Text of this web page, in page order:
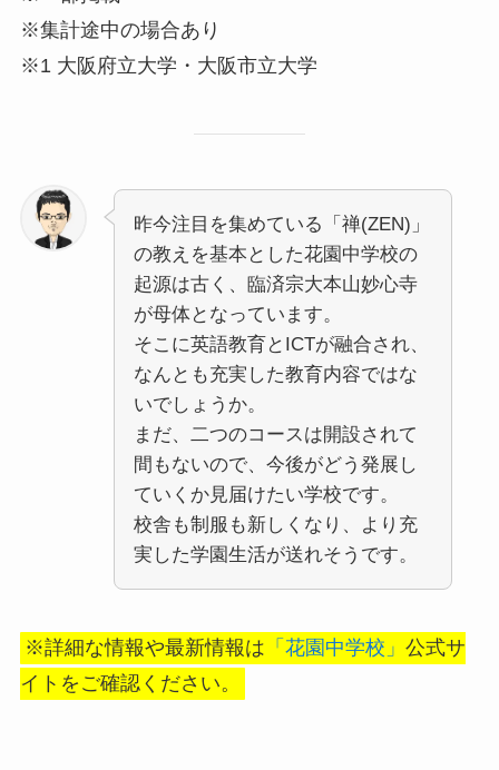
※集計途中の場合あり
※1 大阪府立大学・大阪市立大学
昨今注目を集めている「禅(ZEN)」
の教えを基本とした花園中学校の
起源は古く、臨済宗大本山妙心寺
が母体となっています。
そこに英語教育とICTが融合され、
なんとも充実した教育内容ではな
いでしょうか。
まだ、二つのコースは開設されて
間もないので、今後がどう発展し
ていくか見届けたい学校です。
校舎も制服も新しくなり、より充
実した学園生活が送れそうです。
※詳細な情報や最新情報は 「花園中学校」 公式サ
イトをご確認ください。